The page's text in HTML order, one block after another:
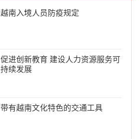
越南入境人员防疫规定
促进创新教育 建设人力资源服务可
持续发展
带有越南文化特色的交通工具